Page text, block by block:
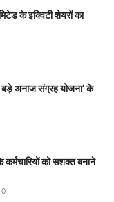
के इक्विटी शेयरों का
अनाज संग्रह योजना’ के
को सशक्त बनाने
0